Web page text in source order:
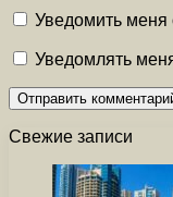
Уведомить меня
Уведомлять
Свежие записи